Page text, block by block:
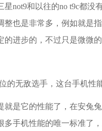
星not9和以往的no t9c都
整也是非常多，例如就是
的进步的，不过只是微微
就是它的性能了，在安兔
多手机性能的唯一标准了